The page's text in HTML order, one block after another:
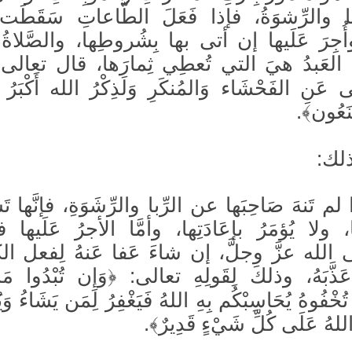
والرِّشوَةُ، فإذا فَعَلَ الطَّاعاتِ
عَلَيها إن أتى بها بِشُروطِها،
العَبدُ هيَ التي تُعطِي ثِمارَها، قال
عَنِ الفَحْشَاء وَالمُنكَرِ وَلَذِكْرُ الله أَكْبَرُ
لم تَنهَ صَاحِبَها عن الرِّبا والرِّشَوَةِ،
ولا يُؤمَرُ بإعَادَتِها، وأمَّا الأجرُ عَلَيها
عزَّ وجلَّ، إن شاءَ عَفا عَنهُ لِفعل
وذلكَ لِقَولِهِ تعالى: ﴿وَإِن تُبْدُوا
يُحَاسِبْكُم بِهِ اللهُ فَيَغْفِرُ لِمَن يَشَاءُ
عَلَى كُلِّ شَيْءٍ قَدِيرٌ﴾.